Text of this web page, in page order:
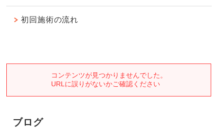
初回施術の流れ
ブログ